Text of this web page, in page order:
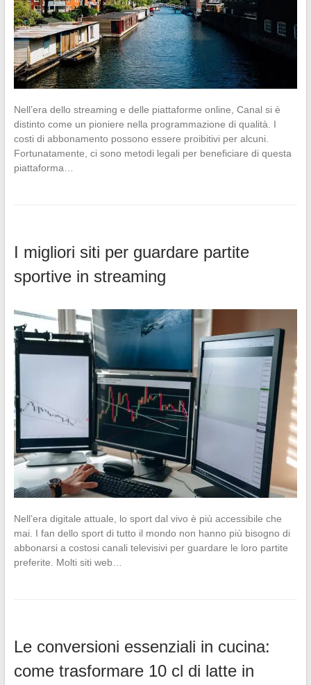
Nell’era dello streaming e delle piattaforme online, Canal si è
distinto come un pioniere nella programmazione di qualità. I
costi di abbonamento possono essere proibitivi per alcuni.
Fortunatamente, ci sono metodi legali per beneficiare di questa
piattaforma…
I migliori siti per guardare partite
sportive in streaming
Nell’era digitale attuale, lo sport dal vivo è più accessibile che
mai. I fan dello sport di tutto il mondo non hanno più bisogno di
abbonarsi a costosi canali televisivi per guardare le loro partite
preferite. Molti siti web…
Le conversioni essenziali in cucina:
come trasformare 10 cl di latte in